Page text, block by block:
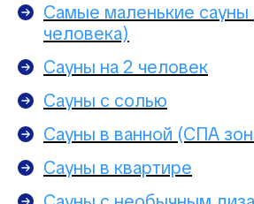
Самые маленькие сауны
человека)
Сауны на 2 человек
Сауны с солью
Сауны в ванной (СПА
Сауны в квартире